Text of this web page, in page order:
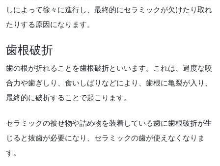
しによって徐々に進行し、最終的にセラミックが欠けたり取れ
たりする原因になります。
歯根破折
歯の根が折れることを歯根破折といいます。これは、過度な咬
合力や歯ぎしり、食いしばりなどにより、歯根に亀裂が入り、
最終的に破折することで起こります。
セラミックの被せ物や詰め物を装着している歯に歯根破折が生
じると抜歯が必要になり、セラミックの歯が使えなくなりま
す。